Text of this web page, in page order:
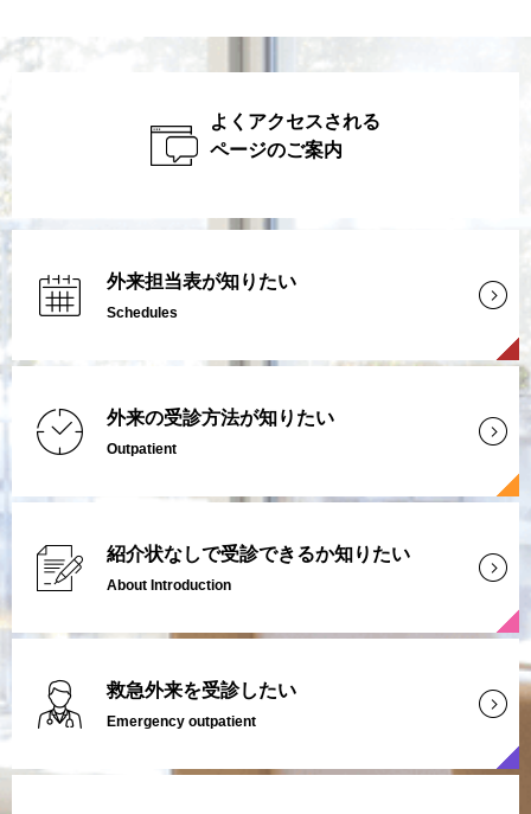
よくアクセスされる
ページのご案内
外来担当表が知りたい
Schedules
外来の受診方法が知りたい
Outpatient
紹介状なしで受診できるか知りたい
About Introduction
救急外来を受診したい
Emergency outpatient